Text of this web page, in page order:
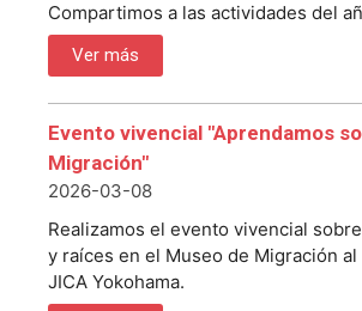
Compartimos a las actividades del
Ver más
Evento vivencial "Aprendamos
Migración"
2026-03-08
Realizamos el evento vivencial
y raíces en el Museo de Migración
JICA Yokohama.